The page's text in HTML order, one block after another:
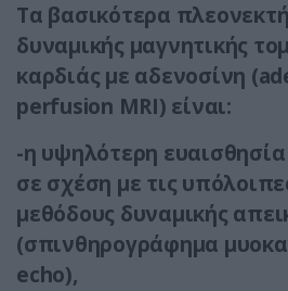
Τα βασικότερα
δυναμικής μαγνητικής
καρδιάς με αδενοσίνη
perfusion MRI) είναι:
-η υψηλότερη ευαισθησία
σε σχέση με τις
μεθόδους δυναμικής
(σπινθηρογράφημα
echo),